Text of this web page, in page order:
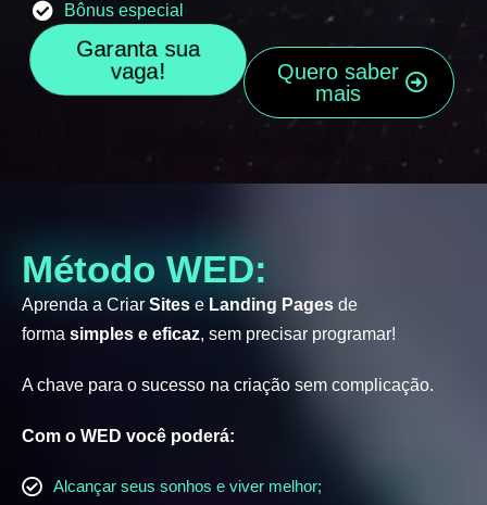
Bônus especial
Garanta sua
vaga!
Quero saber
mais
Método WED:
Aprenda a Criar Sites e Landing Pages de
forma simples e eficaz, sem precisar programar!
A chave para o sucesso na criação sem complicação.
Com o WED você poderá:
Alcançar seus sonhos e viver melhor;